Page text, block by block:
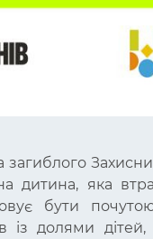
дитина, яка
бути
із долями